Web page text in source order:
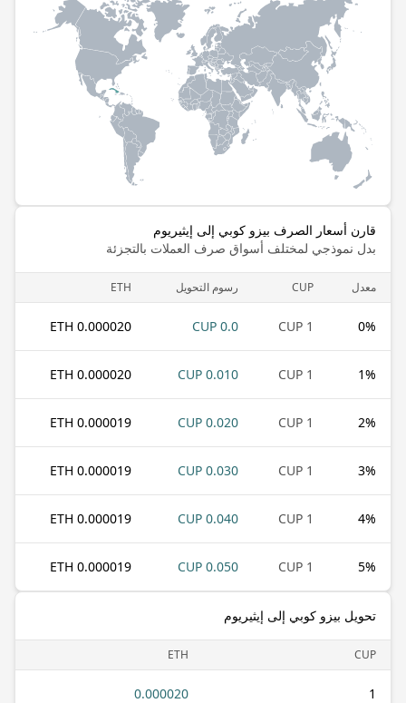
قارن أسعار الصرف بيزو كوبي إلى إيثيريوم
بدل نموذجي لمختلف أسواق صرف العملات بالتجزئة
معدل CUP رسوم التحويل ETH
0%
1 CUP
0.0 CUP
0.000020 ETH
1%
1 CUP
0.010 CUP
0.000020 ETH
2%
1 CUP
0.020 CUP
0.000019 ETH
3%
1 CUP
0.030 CUP
0.000019 ETH
4%
1 CUP
0.040 CUP
0.000019 ETH
5%
1 CUP
0.050 CUP
0.000019 ETH
تحويل بيزو كوبي إلى إيثيريوم
CUP
ETH
1
0.000020